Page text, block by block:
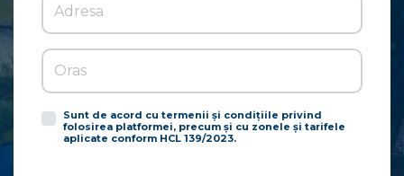
Sunt de acord cu termenii și condițiile privind
folosirea platformei, precum și cu zonele și tarifele
aplicate conform HCL 139/2023.